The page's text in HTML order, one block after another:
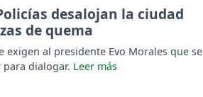
desalojan la ciudad
de quema
exigen al presidente Evo Morales que se
dialogar.